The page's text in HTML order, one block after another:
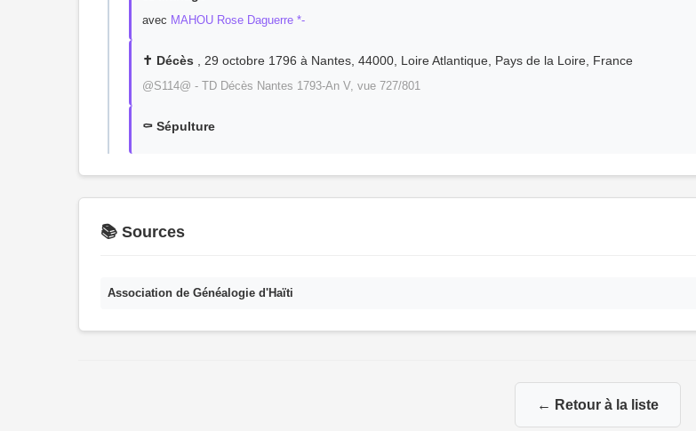
avec MAHOU Rose Daguerre *-
✝️ Décès , 29 octobre 1796 à Nantes, 44000, Loire Atlantique, Pays de la Loire, France
@S114@ - TD Décès Nantes 1793-An V, vue 727/801
⚰️ Sépulture
📚 Sources
Association de Généalogie d'Haïti
← Retour à la liste